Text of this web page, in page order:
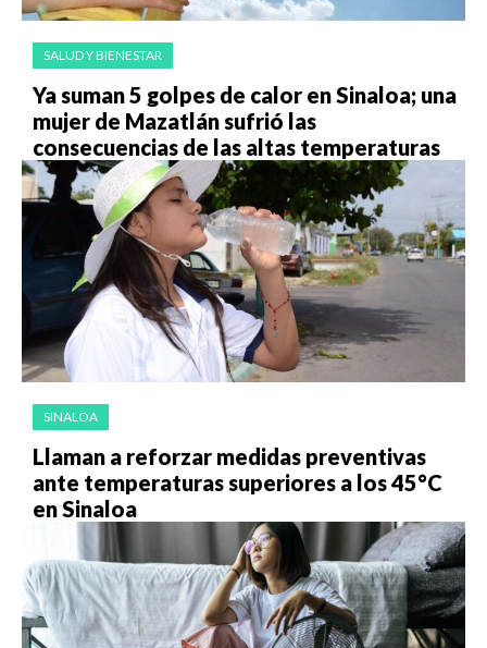
SALUD Y BIENESTAR
Ya suman 5 golpes de calor en Sinaloa; una
mujer de Mazatlán sufrió las
consecuencias de las altas temperaturas
SINALOA
Llaman a reforzar medidas preventivas
ante temperaturas superiores a los 45°C
en Sinaloa